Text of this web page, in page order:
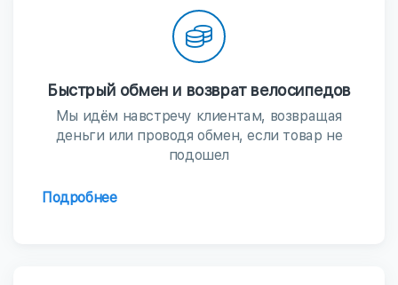
Быстрый обмен и возврат велосипедов
Мы идём навстречу клиентам, возвращая
деньги или проводя обмен, если товар не
подошел
Подробнее